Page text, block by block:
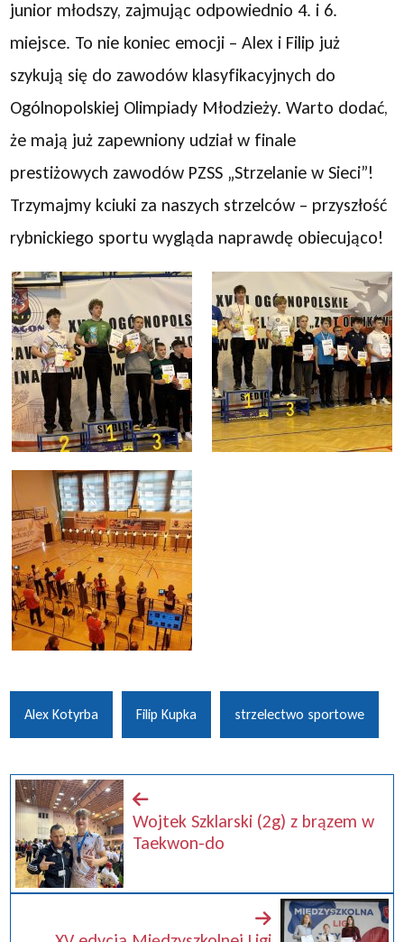
junior młodszy, zajmując odpowiednio 4. i 6.
miejsce. To nie koniec emocji – Alex i Filip już
szykują się do zawodów klasyfikacyjnych do
Ogólnopolskiej Olimpiady Młodzieży. Warto dodać,
że mają już zapewniony udział w finale
prestiżowych zawodów PZSS „Strzelanie w Sieci”!
Trzymajmy kciuki za naszych strzelców – przyszłość
rybnickiego sportu wygląda naprawdę obiecująco!
Alex Kotyrba Filip Kupka strzelectwo sportowe
Wojtek Szklarski (2g) z brązem w
Taekwon-do